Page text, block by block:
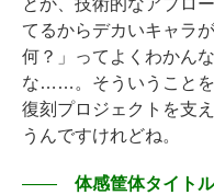
とか、技術的なアプロ
てるからデカいキャラ
何？」ってよくわかん
な……。そういうことを
復刻プロジェクトを支
うんですけれどね。
――体感筐体タイトル